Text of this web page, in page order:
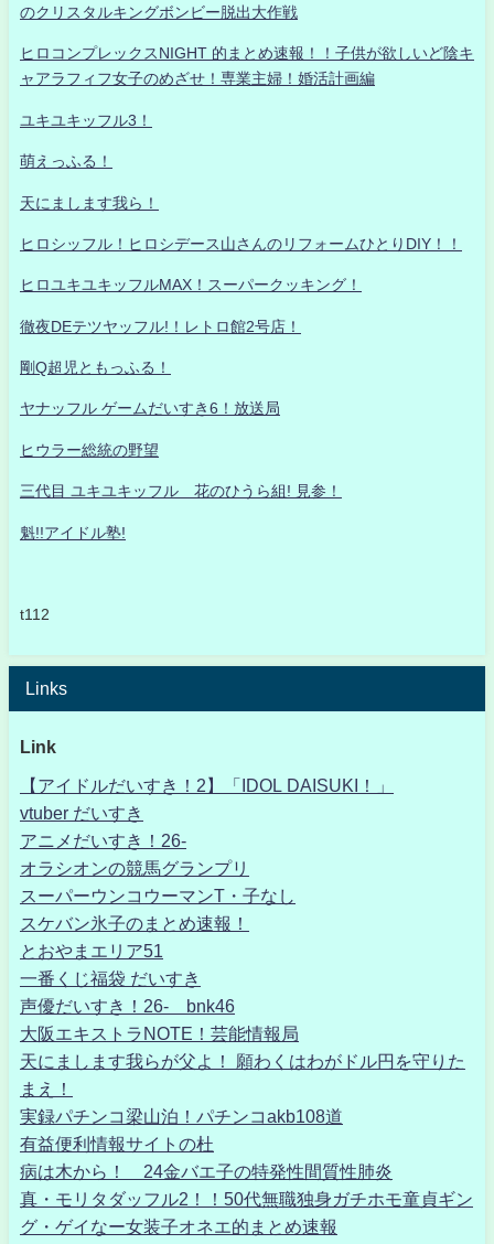
のクリスタルキングボンビー脱出大作戦
ヒロコンプレックスNIGHT 的まとめ速報！！子供が欲しいど陰キ
ャアラフィフ女子のめざせ！専業主婦！婚活計画編
ユキユキッフル3！
萌えっふる！
天にまします我ら！
ヒロシッフル！ヒロシデース山さんのリフォームひとりDIY！！
ヒロユキユキッフルMAX！スーパークッキング！
徹夜DEテツヤッフル!！レトロ館2号店！
剛Q超児ともっふる！
ヤナッフル ゲームだいすき6！放送局
ヒウラー総統の野望
三代目 ユキユキッフル 花のひうら組! 見参！
魁!!アイドル塾!
t112
Links
Link
【アイドルだいすき！2】「IDOL DAISUKI！」
vtuber だいすき
アニメだいすき！26-
オラシオンの競馬グランプリ
スーパーウンコウーマンT・子なし
スケバン氷子のまとめ速報！
とおやまエリア51
一番くじ福袋 だいすき
声優だいすき！26- bnk46
大阪エキストラNOTE！芸能情報局
天にまします我らが父よ！ 願わくはわがドル円を守りた
まえ！
実録パチンコ梁山泊！パチンコakb108道
有益便利情報サイトの杜
病は木から！ 24金バエ子の特発性間質性肺炎
真・モリタダッフル2！！50代無職独身ガチホモ童貞ギン
グ・ゲイなー女装子オネエ的まとめ速報